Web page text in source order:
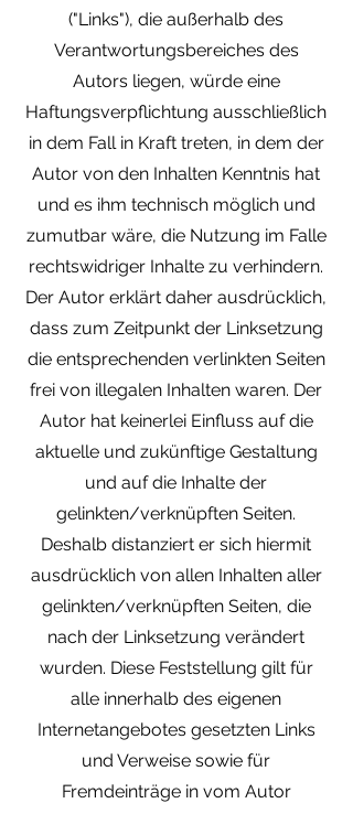
("Links"), die außerhalb des
Verantwortungsbereiches des
Autors liegen, würde eine
Haftungsverpflichtung ausschließlich
in dem Fall in Kraft treten, in dem der
Autor von den Inhalten Kenntnis hat
und es ihm technisch möglich und
zumutbar wäre, die Nutzung im Falle
rechtswidriger Inhalte zu verhindern.
Der Autor erklärt daher ausdrücklich,
dass zum Zeitpunkt der Linksetzung
die entsprechenden verlinkten Seiten
frei von illegalen Inhalten waren. Der
Autor hat keinerlei Einfluss auf die
aktuelle und zukünftige Gestaltung
und auf die Inhalte der
gelinkten/verknüpften Seiten.
Deshalb distanziert er sich hiermit
ausdrücklich von allen Inhalten aller
gelinkten/verknüpften Seiten, die
nach der Linksetzung verändert
wurden. Diese Feststellung gilt für
alle innerhalb des eigenen
Internetangebotes gesetzten Links
und Verweise sowie für
Fremdeinträge in vom Autor